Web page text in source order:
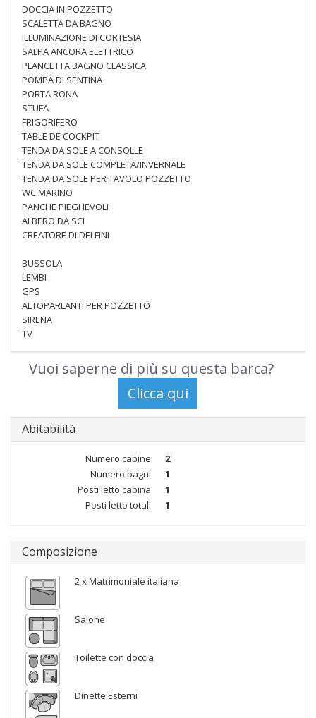
DOCCIA IN POZZETTO
SCALETTA DA BAGNO
ILLUMINAZIONE DI CORTESIA
SALPA ANCORA ELETTRICO
PLANCETTA BAGNO CLASSICA
POMPA DI SENTINA
PORTA RONA
STUFA
FRIGORIFERO
TABLE DE COCKPIT
TENDA DA SOLE A CONSOLLE
TENDA DA SOLE COMPLETA/INVERNALE
TENDA DA SOLE PER TAVOLO POZZETTO
WC MARINO
PANCHE PIEGHEVOLI
ALBERO DA SCI
CREATORE DI DELFINI
BUSSOLA
LEMBI
GPS
ALTOPARLANTI PER POZZETTO
SIRENA
TV
Vuoi saperne di più su questa barca?
Abitabilità
Numero cabine
2
Numero bagni
1
Posti letto cabina
1
Posti letto totali
1
Composizione
2 x Matrimoniale italiana
Salone
Toilette con doccia
Dinette Esterni